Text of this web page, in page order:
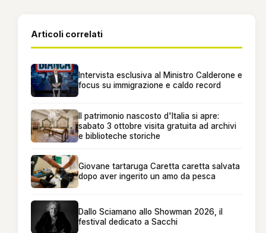
Articoli correlati
Intervista esclusiva al Ministro Calderone e
focus su immigrazione e caldo record
Il patrimonio nascosto d'Italia si apre:
sabato 3 ottobre visita gratuita ad archivi
e biblioteche storiche
Giovane tartaruga Caretta caretta salvata
dopo aver ingerito un amo da pesca
Dallo Sciamano allo Showman 2026, il
festival dedicato a Sacchi